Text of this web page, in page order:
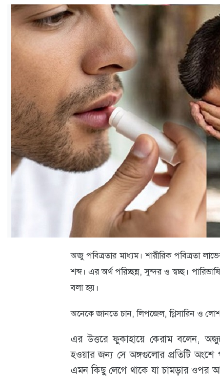
মতামত
শিক্ষা
রাজধানী
আদালত
ক্যাম্পাস
আজকের
পত্রিকা
অজু পবিত্রতার মাধ্যম। শারীরিক পবিত্রতা
শব্দ। এর অর্থ পরিচ্ছন্ন, সুন্দর ও স্বচ্ছ।
বলা হয়।
অনেকে জানতে চান, লিপজেল, গ্লিসারিন ও
এর উত্তরে ফুকাহায়ে কেরাম বলেন,
হওয়ার জন্য সে অঙ্গগুলোর প্রতিটি
এমন কিছু লেগে থাকে যা চামড়ার ওপর